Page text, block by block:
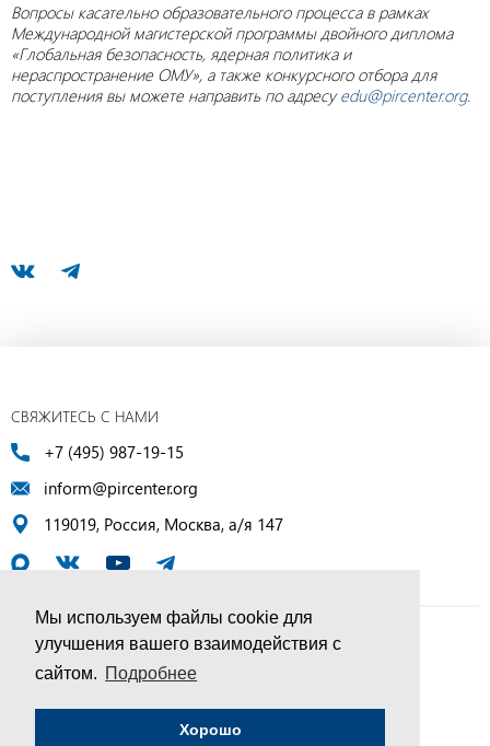
Мы используем файлы cookie для
улучшения вашего взаимодействия с
сайтом. Подробнее
Хорошо
Вопросы касательно образовательного процесса в рамках
Международной магистерской программы двойного диплома
«Глобальная безопасность, ядерная политика и
нераспространение ОМУ», а также конкурсного отбора для
поступления вы можете направить по адресуedu@pircenter.org.
СВЯЖИТЕСЬ С НАМИ
+7 (495) 987-19-15
inform@pircenter.org
119019, Россия, Москва, а/я 147
© ПИР-Центр, 1994–2025 | Все права защищены
Соглашение об обработке персональных данных